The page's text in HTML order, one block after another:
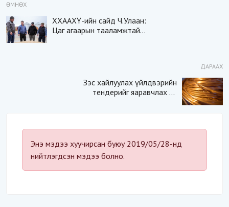
ӨМНӨХ
ХХААХҮ-ийн сайд Ч.Улаан:
Цаг агаарын тааламжтай
ДАРААХ
Зэс хайлуулах үйлдвэрийн
тендерийг яаравчлах нь
Энэ мэдээ хуучирсан буюу 2019/05/28-нд
нийтлэгдсэн мэдээ болно.